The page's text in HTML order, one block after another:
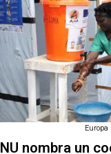
nombra un